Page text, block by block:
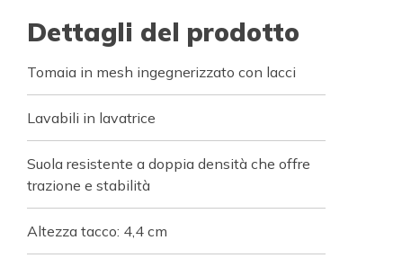
Dettagli del prodotto
Tomaia in mesh ingegnerizzato con lacci
Lavabili in lavatrice
Suola resistente a doppia densità che offre
trazione e stabilità
Altezza tacco: 4,4 cm